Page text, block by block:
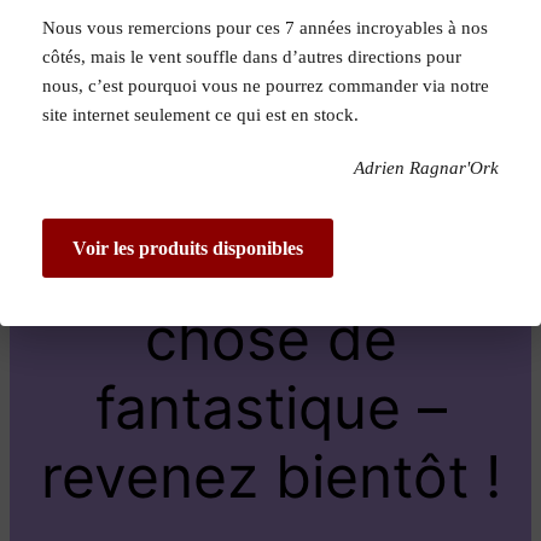
Pardon pour le
dérangement !
Nous travaillons
sur quelque
chose de
fantastique –
revenez bientôt !
Nous vous remercions pour ces 7 années incroyables à nos
côtés, mais le vent souffle dans d’autres directions pour
nous, c’est pourquoi vous ne pourrez commander via notre
site internet seulement ce qui est en stock.
Adrien Ragnar'Ork
Voir les produits disponibles